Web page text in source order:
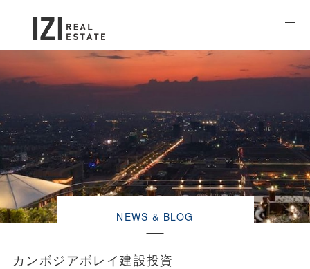
NEWS & BLOG
カンボジアボレイ建設投資